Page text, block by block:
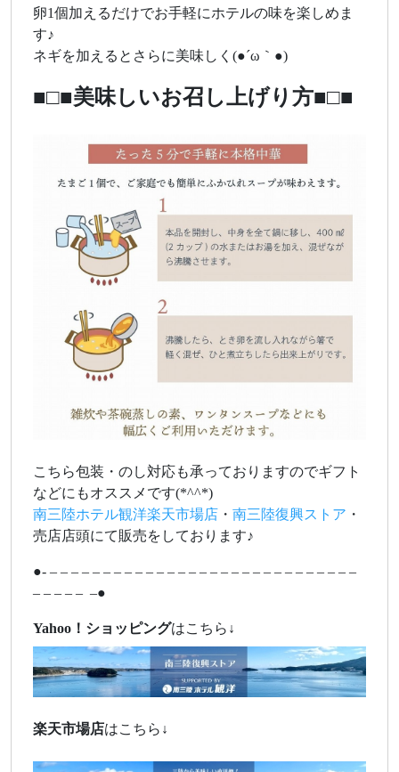
卵1個加えるだけでお手軽にホテルの味を楽しめま
す♪
ネギを加えるとさらに美味しく(●´ω｀●)
■□■美味しいお召し上げり方■□■
こちら包装・のし対応も承っておりますのでギフト
などにもオススメです(*^^*)
南三陸ホテル観洋楽天市場店 ・ 南三陸復興ストア ・
売店店頭にて販売をしております♪
●- – – – – – – – – – – – – – – – – – – – – – – – – – – – – –
– – – – – –●
Yahoo！ショッピングはこちら↓
楽天市場店はこちら↓